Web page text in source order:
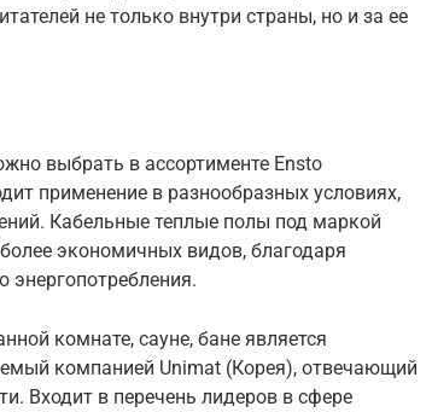
не только внутри страны, но и за ее
выбрать в ассортименте Ensto
применение в разнообразных условиях,
Кабельные теплые полы под маркой
экономичных видов, благодаря
энергопотребления.
комнате, сауне, бане является
компанией Unimat (Корея), отвечающий
Входит в перечень лидеров в сфере